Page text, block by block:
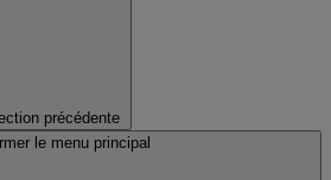
précédente
le menu principal